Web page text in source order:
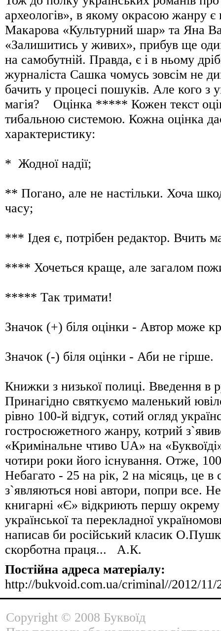
археологів», в якому окрасою жанру
Макарова «Культурний шар» та Яна
«Залишитись у живих», прибув ще
на самобутній. Правда, є і в ньому
журналіста Сашка чомусь зовсім не
бачить у процесі пошуків. Але кого з
магія? Оцінка ***** Кожен текст
тибальною системою. Кожна оцінка
характеристику:
* Жодної надії;
** Погано, але не настільки. Хоча
часу;
*** Ідея є, потрібен редактор. Вчить
**** Хочеться краще, але загалом
***** Так тримати!
Значок (+) біля оцінки - Автор може
Значок (-) біля оцінки - Аби не
Книжки з низької полиці. Введення
Принагідно святкуємо маленький
рівно 100-й відгук, сотий огляд
гостросюжетного жанру, котрий
«Кримінальне чтиво UA» на
чотири роки його існування. Отже,
Небагато - 25 на рік, 2 на місяць, це в
з`являються нові автори, попри все.
книгарні «Є» відкриють першу
української та перекладної
написав би російський класик
скорботна праця... А.К.
Постійна адреса матеріалу:
http://bukvoid.com.ua/criminal//2012/11/
Copyright © 2008 Буквоїд